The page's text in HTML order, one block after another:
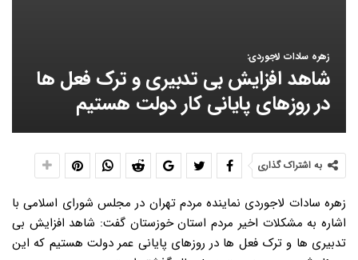
زهره سادات لاجوردی:
شاهد افزایش بی تدبیری و ترک فعل ها
در روزهای پایانی کار دولت هستیم
به اشتراک گذاری
زهره سادات لاجوردی نماینده مردم تهران در مجلس شورای اسلامی با
اشاره به مشکلات اخیر مردم استان خوزستان گفت: شاهد افزایش بی
تدبیری ها و ترک فعل ها در روزهای پایانی عمر دولت هستیم که این